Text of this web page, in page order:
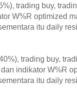
trading buy,
W%R optimized
itu daily
trading buy,
indikator W%R
itu daily